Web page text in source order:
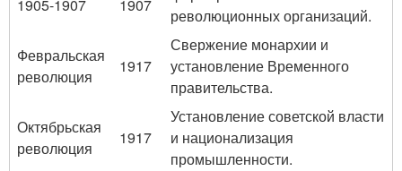
1905-1907
1907
революционных организаций.
Февральская
революция
1917
Свержение монархии и
установление Временного
правительства.
Октябрьская
революция
1917
Установление советской власти
и национализация
промышленности.